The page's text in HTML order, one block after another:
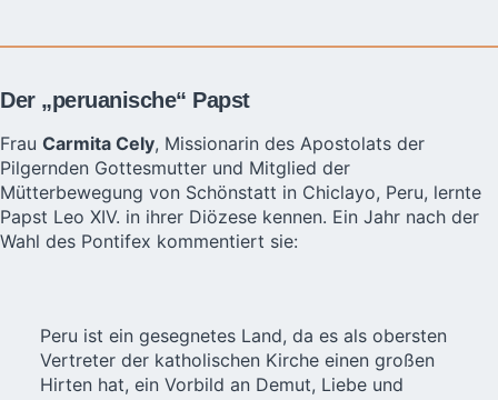
Der „peruanische“ Papst
Frau Carmita Cely, Missionarin des Apostolats der
Pilgernden Gottesmutter und Mitglied der
Mütterbewegung von Schönstatt in Chiclayo, Peru, lernte
Papst Leo XIV. in ihrer Diözese kennen. Ein Jahr nach der
Wahl des Pontifex kommentiert sie:
Peru ist ein gesegnetes Land, da es als obersten
Vertreter der katholischen Kirche einen großen
Hirten hat, ein Vorbild an Demut, Liebe und